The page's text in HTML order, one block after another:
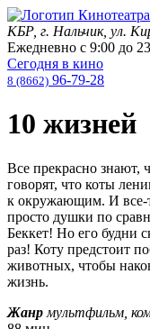
КБР, г. Нальчик, ул.
Ежедневно с 9:00 до
Сегодня в кино
8 (8662) 96-79-28
10 жизней
Все прекрасно знают,
говорят, что коты
к окружающим. И все-
просто душки по
Беккет! Но его будни
раз! Коту предстоит
животных, чтобы
жизнь.
Жанр мультфильм,